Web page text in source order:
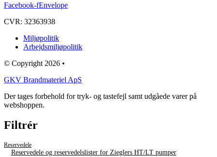
Facebook-fEnvelope
CVR: 32363938
Miljøpolitik
Arbejdsmiljøpolitik
© Copyright 2026 •
GKV Brandmateriel ApS
Der tages forbehold for tryk- og tastefejl samt udgåede varer på
webshoppen.
Filtrér
Reservedele
Reservedele og reservedelslister for Zieglers HT/LT pumper